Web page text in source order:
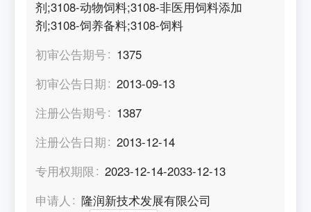
剂;3108-动物饲料;3108-非医用饲料添加
剂;3108-饲养备料;3108-饲料
初审公告期号
1375
初审公告日期
2013-09-13
注册公告期号
1387
注册公告日期
2013-12-14
专用权期限
2023-12-14-2033-12-13
申请人
隆润新技术发展有限公司